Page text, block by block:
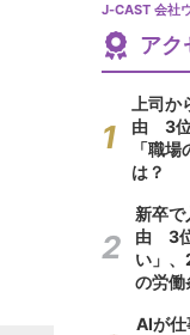
J-CAST 会社
アク
上司
由 3位
「職
は？
新卒
由 3位
い」
の労働
AIが仕